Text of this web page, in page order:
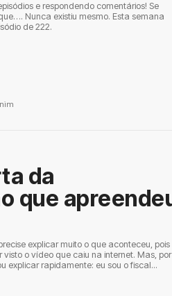
e respondendo comentários! Se
Nunca existiu mesmo. Esta semana
de 222.
da
que
explicar muito o que aconteceu, pois
o vídeo que caiu na internet. Mas, por
explicar rapidamente: eu sou o fiscal...